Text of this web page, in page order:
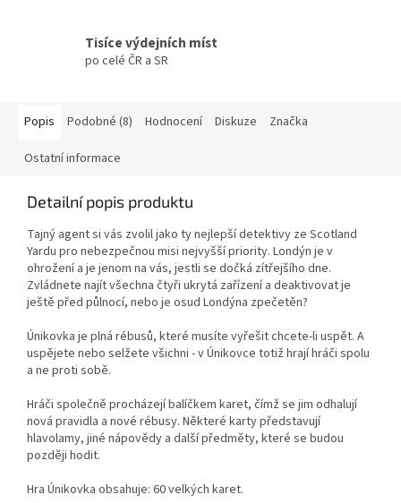
Tisíce výdejních míst
po celé ČR a SR
Popis Podobné (8) Hodnocení Diskuze Značka
Ostatní informace
Detailní popis produktu
Tajný agent si vás zvolil jako ty nejlepší detektivy ze Scotland
Yardu pro nebezpečnou misi nejvyšší priority. Londýn je v
ohrožení a je jenom na vás, jestli se dočká zítřejšího dne.
Zvládnete najít všechna čtyři ukrytá zařízení a deaktivovat je
ještě před půlnocí, nebo je osud Londýna zpečetěn?
Únikovka je plná rébusů, které musíte vyřešit chcete-li uspět. A
uspějete nebo selžete všichni - v Únikovce totiž hrají hráči spolu
a ne proti sobě.
Hráči společně procházejí balíčkem karet, čímž se jim odhalují
nová pravidla a nové rébusy. Některé karty představují
hlavolamy, jiné nápovědy a další předměty, které se budou
později hodit.
Hra Únikovka obsahuje: 60 velkých karet.